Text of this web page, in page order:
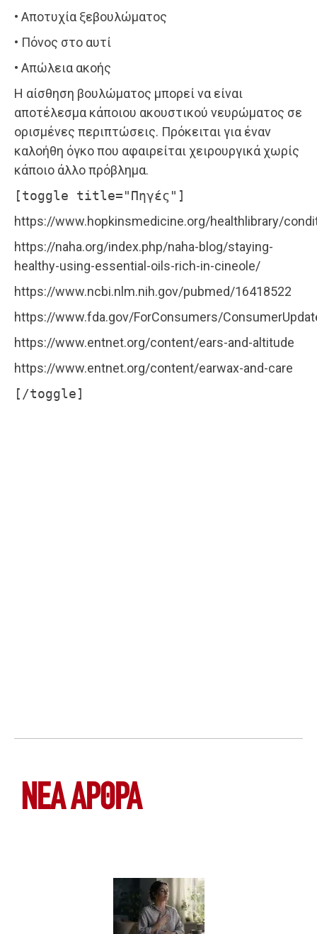
• Αποτυχία ξεβουλώματος
• Πόνος στο αυτί
• Απώλεια ακοής
Η αίσθηση βουλώματος μπορεί να είναι
αποτέλεσμα κάποιου ακουστικού νευρώματος σε
ορισμένες περιπτώσεις. Πρόκειται για έναν
καλοήθη όγκο που αφαιρείται χειρουργικά χωρίς
κάποιο άλλο πρόβλημα.
[toggle title="Πηγές"]
https://www.hopkinsmedicine.org/healthlibrary/
https://naha.org/index.php/naha-blog/staying-
healthy-using-essential-oils-rich-in-cineole/
https://www.ncbi.nlm.nih.gov/pubmed/16418522
https://www.fda.gov/ForConsumers/
https://www.entnet.org/content/ears-and-altitude
https://www.entnet.org/content/earwax-and-care
[/toggle]
ΝΕΑ ΆΡΘΡΑ